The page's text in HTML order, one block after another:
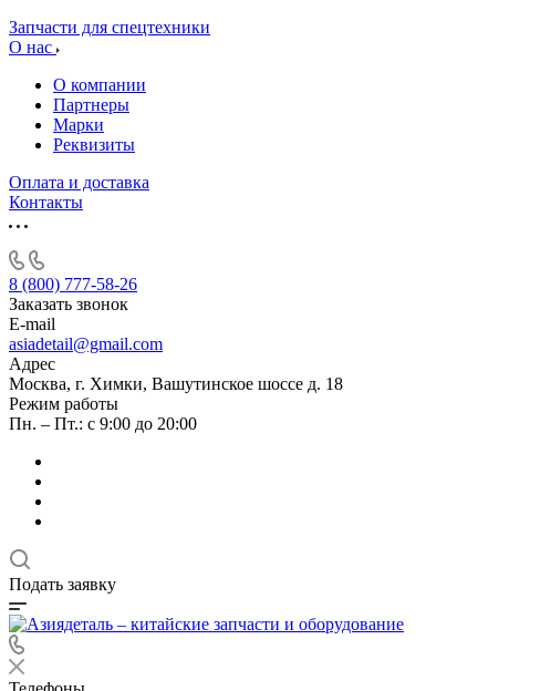
Запчасти для спецтехники
О нас
О компании
Партнеры
Марки
Реквизиты
Оплата и доставка
Контакты
8 (800) 777-58-26
Заказать звонок
E-mail
asiadetail@gmail.com
Адрес
Москва, г. Химки, Вашутинское шоссе д. 18
Режим работы
Пн. – Пт.: с 9:00 до 20:00
Подать заявку